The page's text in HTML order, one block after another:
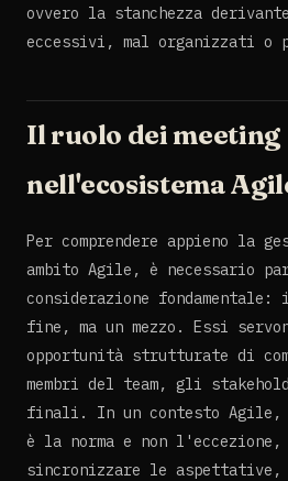
ovvero la stanchezza
eccessivi, mal organizzati o
Il ruolo dei meeting
nell'ecosistema
Per comprendere appieno la
ambito Agile, è necessario
considerazione fondamentale:
fine, ma un mezzo. Essi
opportunità strutturate di
membri del team, gli
finali. In un contesto Agile,
è la norma e non
sincronizzare le aspettative,